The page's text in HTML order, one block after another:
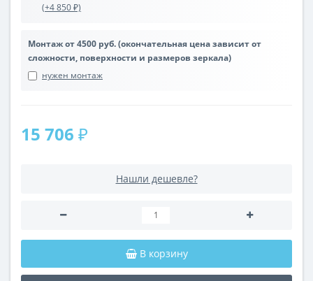
(+4 850 ₽)
Монтаж от 4500 руб. (окончательная цена зависит от
сложности, поверхности и размеров зеркала)
нужен монтаж
15 706 ₽
Нашли дешевле?
В корзину